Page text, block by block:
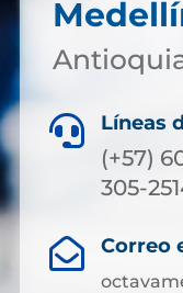
 Líneas
(+57)
305-
 Correo